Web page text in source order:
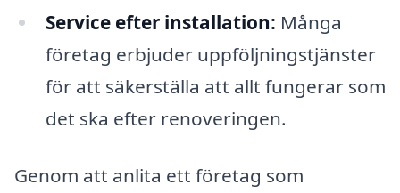
Service efter installation: Många
företag erbjuder uppföljningstjänster
för att säkerställa att allt fungerar som
det ska efter renoveringen.
Genom att anlita ett företag som